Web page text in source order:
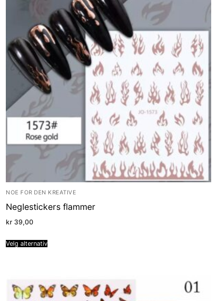
NOE FOR DEN KREATIVE
Neglestickers flammer
kr 39,00
Velg alternativ